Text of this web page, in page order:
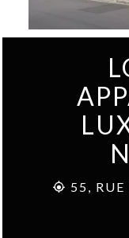
55,